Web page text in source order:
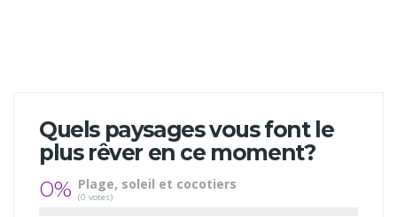
Quels paysages vous font le
plus rêver en ce moment?
0% Plage, soleil et cocotiers
(0 votes)